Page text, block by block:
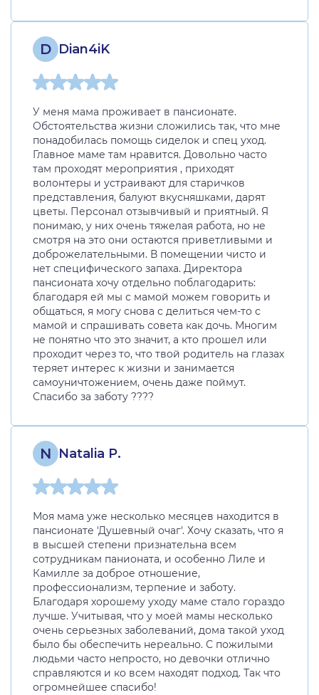
D Dian4iK
У меня мама проживает в пансионате.
Обстоятельства жизни сложились так, что мне
понадобилась помощь сиделок и спец уход.
Главное маме там нравится. Довольно часто
там проходят мероприятия , приходят
волонтеры и устраивают для старичков
представления, балуют вкусняшками, дарят
цветы. Персонал отзывчивый и приятный. Я
понимаю, у них очень тяжелая работа, но не
смотря на это они остаются приветливыми и
доброжелательными. В помещении чисто и
нет специфического запаха. Директора
пансионата хочу отдельно поблагодарить:
благодаря ей мы с мамой можем говорить и
общаться, я могу снова с делиться чем-то с
мамой и спрашивать совета как дочь. Многим
не понятно что это значит, а кто прошел или
проходит через то, что твой родитель на глазах
теряет интерес к жизни и занимается
самоуничтожением, очень даже поймут.
Спасибо за заботу ????
N Natalia P.
Моя мама уже несколько месяцев находится в
пансионате 'Душевный очаг'. Хочу сказать, что я
в высшей степени признательна всем
сотрудникам панионата, и особенно Лиле и
Камилле за доброе отношение,
профессионализм, терпение и заботу.
Благодаря хорошему уходу маме стало гораздо
лучше. Учитывая, что у моей мамы несколько
очень серьезных заболеваний, дома такой уход
было бы обеспечить нереально. С пожилыми
людьми часто непросто, но девочки отлично
справляются и ко всем находят подход. Так что
огромнейшее спасибо!